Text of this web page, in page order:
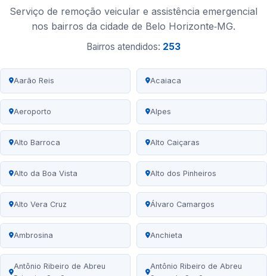
Serviço de remoção veicular e assistência emergencial
nos bairros da cidade de Belo Horizonte‑MG.
Bairros atendidos: 253
Aarão Reis Acaiaca
Aeroporto Alpes
Alto Barroca Alto Caiçaras
Alto da Boa Vista Alto dos Pinheiros
Alto Vera Cruz Álvaro Camargos
Ambrosina Anchieta
Antônio Ribeiro de Abreu
Antônio Ribeiro de Abreu